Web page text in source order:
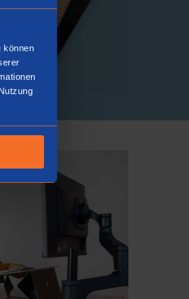
können